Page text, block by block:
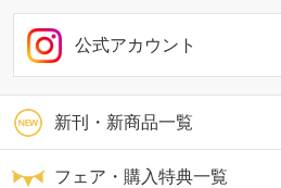
新刊・新商品一覧
フェア・購入特典一覧
公式アカウント